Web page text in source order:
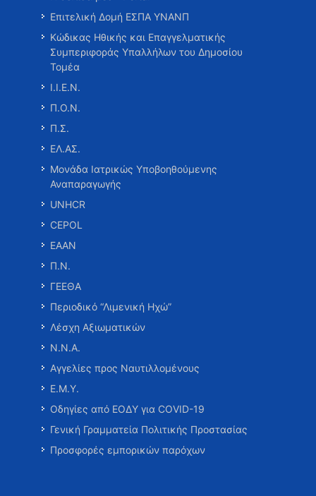
Επιτελική Δομή ΕΣΠΑ ΥΝΑΝΠ
Κώδικας Ηθικής και Επαγγελματικής
Συμπεριφοράς Υπαλλήλων του Δημοσίου
Τομέα
Ι.Ι.Ε.Ν.
Π.Ο.Ν.
Π.Σ.
ΕΛ.ΑΣ.
Μονάδα Ιατρικώς Υποβοηθούμενης
Αναπαραγωγής
UNHCR
CEPOL
ΕΑΑΝ
Π.Ν.
ΓΕΕΘΑ
Περιοδικό “Λιμενική Ηχώ”
Λέσχη Αξιωματικών
Ν.Ν.Α.
Αγγελίες προς Ναυτιλλομένους
Ε.Μ.Υ.
Οδηγίες από ΕΟΔΥ για COVID-19
Γενική Γραμματεία Πολιτικής Προστασίας
Προσφορές εμπορικών παρόχων